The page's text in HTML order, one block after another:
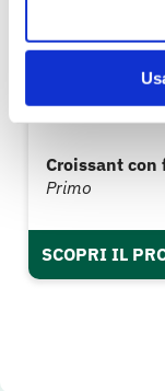
Croissant con
Primo
SCOPRI IL